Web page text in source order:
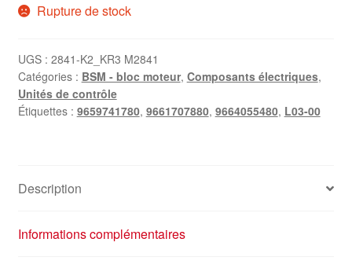
Rupture de stock
UGS : 2841-K2_KR3 M2841
Catégories : BSM - bloc moteur, Composants électriques,
Unités de contrôle
Étiquettes : 9659741780, 9661707880, 9664055480, L03-00
Description
Informations complémentaires